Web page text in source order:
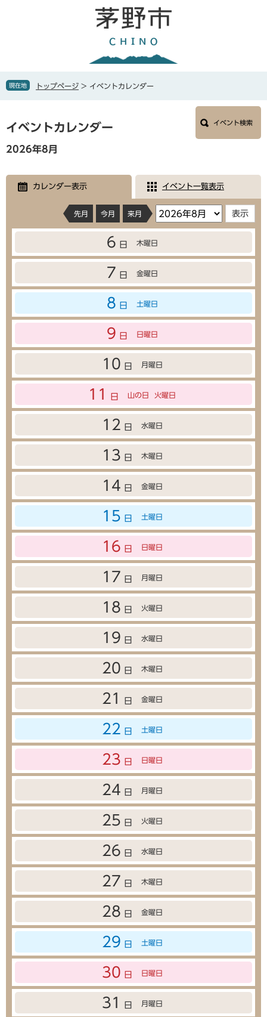
で
ば
文
へ
現在地 トップページ > イベントカレンダー
文
イベントカレンダー イベント検索
2026年8月
カレンダー表示 イベント一覧表示
先月 今月 来月
6 日 木曜日
7 日 金曜日
8 日 土曜日
9 日 日曜日
10 日 月曜日
11 日 山の日 火曜日
12 日 水曜日
13 日 木曜日
14 日 金曜日
15 日 土曜日
16 日 日曜日
17 日 月曜日
18 日 火曜日
19 日 水曜日
20 日 木曜日
21 日 金曜日
22 日 土曜日
23 日 日曜日
24 日 月曜日
25 日 火曜日
26 日 水曜日
27 日 木曜日
28 日 金曜日
29 日 土曜日
30 日 日曜日
31 日 月曜日